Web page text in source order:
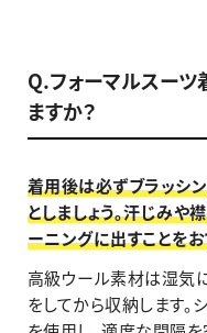
Q.フォーマルスー
ますか？
着用後は必ずブラッシ
としましょう。汗じみや
ーニングに出すことをお
高級ウール素材は湿気
をしてから収納します。